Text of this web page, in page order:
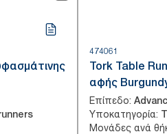
474061
Tork Table
αφής
Επίπεδο:
Υποκατηγορία:
Μονάδες ανά